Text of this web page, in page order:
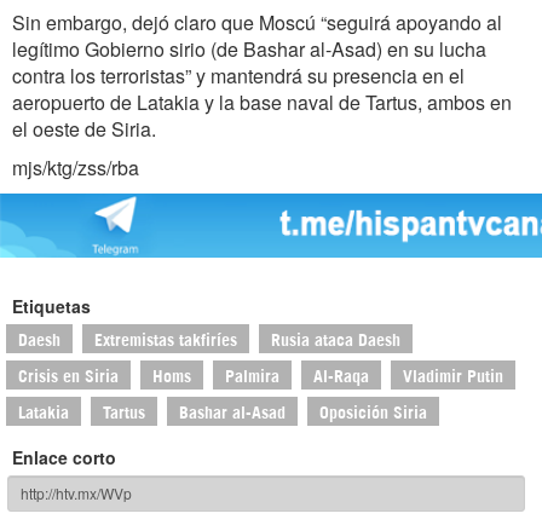
Sin embargo, dejó claro que Moscú “seguirá apoyando al
legítimo Gobierno sirio (de Bashar al-Asad) en su lucha
contra los terroristas” y mantendrá su presencia en el
aeropuerto de Latakia y la base naval de Tartus, ambos en
el oeste de Siria.
mjs/ktg/zss/rba
Etiquetas
Daesh Extremistas takfiríes Rusia ataca Daesh
Crisis en Siria Homs Palmira Al-Raqa Vladimir Putin
Latakia Tartus Bashar al-Asad Oposición Siria
Enlace corto